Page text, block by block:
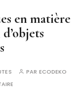
en matière
PAR ECODEKO